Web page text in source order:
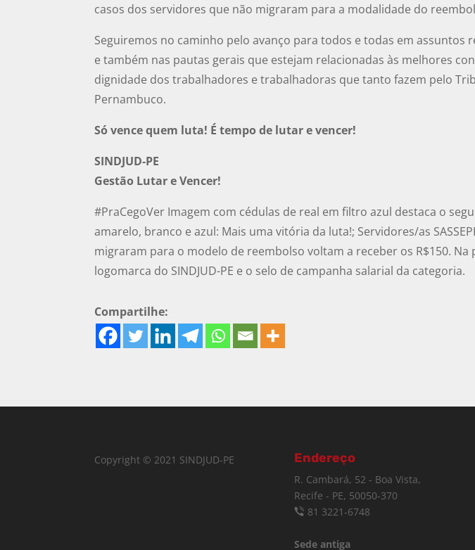
casos dos servidores que não migraram para a modalidade do
Seguiremos no caminho pelo avanço para todos e todas em assuntos
e também nas pautas gerais que estejam relacionadas às melhores
dignidade dos trabalhadores e trabalhadoras que tanto fazem pelo
Pernambuco.
Só vence quem luta! É tempo de lutar e vencer!
SINDJUD-PE
Gestão Lutar e Vencer!
#PraCegoVer Imagem com cédulas de real em filtro azul destaca o
amarelo, branco e azul: Mais uma vitória da luta!; Servidores/as
migraram para o modelo de reembolso voltam a receber os R$150.
logomarca do SINDJUD-PE e o selo de campanha salarial da categoria.
Compartilhe:
Copyright © 2021 SINDJUD-PE Endereço
R. Cambará, 52 - Boa Vista,
Recife - PE, 50050-370
81 3221-6748
Sede antiga